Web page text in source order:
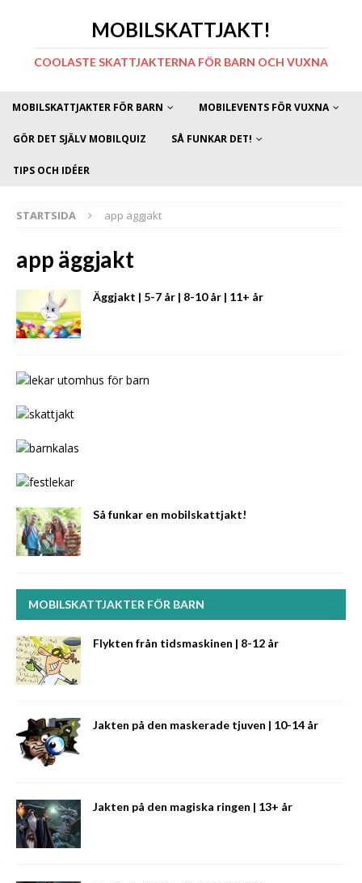
MOBILSKATTJAKT!
COOLASTE SKATTJAKTERNA FÖR BARN OCH VUXNA
MOBILSKATTJAKTER FÖR BARN MOBILEVENTS FÖR VUXNA
GÖR DET SJÄLV MOBILQUIZ SÅ FUNKAR DET!
TIPS OCH IDÉER
STARTSIDA app äggjakt
app äggjakt
Äggjakt | 5-7 år | 8-10 år | 11+ år
Så funkar en mobilskattjakt!
MOBILSKATTJAKTER FÖR BARN
Flykten från tidsmaskinen | 8-12 år
Jakten på den maskerade tjuven | 10-14 år
Jakten på den magiska ringen | 13+ år